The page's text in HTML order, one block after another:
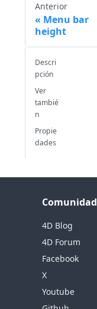
Anterior
Menu bar
height
Descri
pción
Ver
tambié
n
Propie
dades
Comunidad
4D Blog
4D Forum
Facebook
X
Youtube